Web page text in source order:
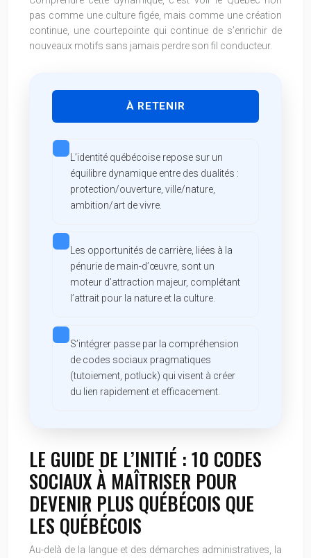
pas comme une culture figée, mais comme une création
continue, une courtepointe qui continue de s’enrichir de
nouveaux motifs sans jamais perdre son fil conducteur.
À RETENIR
L’identité québécoise repose sur un
équilibre dynamique entre des dualités :
protection/ouverture, ville/nature,
ambition/art de vivre.
Les opportunités de carrière, liées à la
pénurie de main-d’œuvre, sont un
moteur d’attraction majeur, complétant
l’attrait pour la nature et la culture.
S’intégrer passe par la compréhension
de codes sociaux pragmatiques
(tutoiement, potluck) qui visent à créer
du lien rapidement et efficacement.
LE GUIDE DE L’INITIÉ : 10 CODES
SOCIAUX À MAÎTRISER POUR
DEVENIR PLUS QUÉBÉCOIS QUE
LES QUÉBÉCOIS
Au-delà de la langue et des démarches administratives, la